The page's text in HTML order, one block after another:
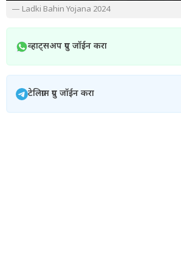
— Ladki Bahin Yojana 2024
व्हाट्सअप ग्रुप जॉईन करा
टेलिग्राम ग्रुप जॉईन करा